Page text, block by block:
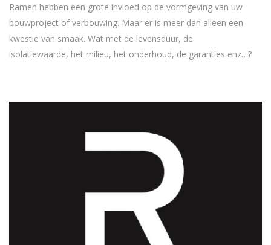
Ramen hebben een grote invloed op de vormgeving van uw
bouwproject of verbouwing. Maar er is meer dan alleen een
kwestie van smaak. Wat met de levensduur, de
isolatiewaarde, het milieu, het onderhoud, de garanties enz…?